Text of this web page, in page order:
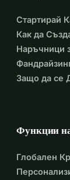
Стартирай
Как да
Наръчници
Защо да се
Функции
Глобален